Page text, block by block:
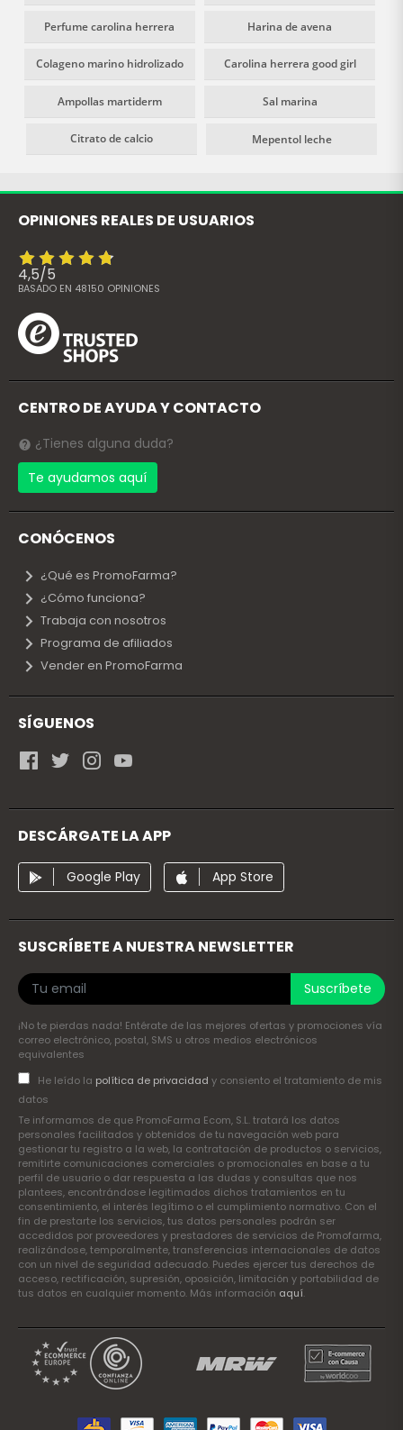
Perfume carolina herrera Harina de avena
Colageno marino hidrolizado Carolina herrera good girl
Ampollas martiderm Sal marina
Citrato de calcio Mepentol leche
OPINIONES REALES DE USUARIOS
4,5/5
BASADO EN 48150 OPINIONES
CENTRO DE AYUDA Y CONTACTO
¿Tienes alguna duda?
Te ayudamos aquí
CONÓCENOS
¿Qué es PromoFarma?
¿Cómo funciona?
Trabaja con nosotros
Programa de afiliados
Vender en PromoFarma
SÍGUENOS
DESCÁRGATE LA APP
Google Play App Store
SUSCRÍBETE A NUESTRA NEWSLETTER
Suscríbete
¡No te pierdas nada! Entérate de las mejores ofertas y promociones vía
correo electrónico, postal, SMS u otros medios electrónicos
equivalentes
He leído la política de privacidad y consiento el tratamiento de mis
datos
Te informamos de que PromoFarma Ecom, S.L. tratará los datos
personales facilitados y obtenidos de tu navegación web para
gestionar tu registro a la web, la contratación de productos o servicios,
remitirte comunicaciones comerciales o promocionales en base a tu
perfil de usuario o dar respuesta a las dudas y consultas que nos
plantees, encontrándose legitimados dichos tratamientos en tu
consentimiento, el interés legítimo o el cumplimiento normativo. Con el
fin de prestarte los servicios, tus datos personales podrán ser
accedidos por proveedores y prestadores de servicios de Promofarma,
realizándose, temporalmente, transferencias internacionales de datos
con un nivel de seguridad adecuado. Puedes ejercer tus derechos de
acceso, rectificación, supresión, oposición, limitación y portabilidad de
tus datos en cualquier momento. Más información aquí.